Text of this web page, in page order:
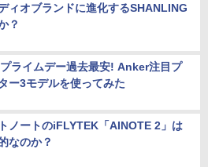
ィオブランドに進化するSHANLING
？
ライムデー過去最安! Anker注目プ
ー3モデルを使ってみた
ノートのiFLYTEK「AINOTE 2」は
なのか？